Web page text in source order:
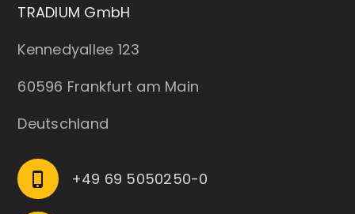
TRADIUM GmbH
Kennedyallee 123
60596 Frankfurt am Main
Deutschland
phone_iphone +49 69 5050250-0